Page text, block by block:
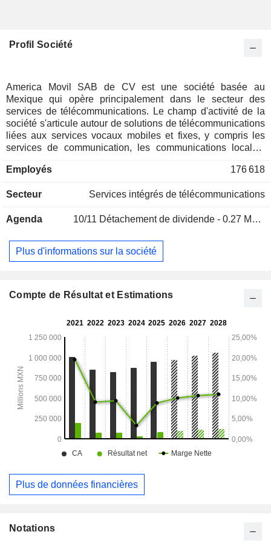
Profil Société
America Movil SAB de CV est une société basée au
Mexique qui opère principalement dans le secteur des
services de télécommunications. Le champ d'activité de la
société s'articule autour de solutions de télécommunications
liées aux services vocaux mobiles et fixes, y compris les
services de communication, les communications locales,
services d'interconnexion de réseaux. En outre, la société
et fixes, des services d'accès à Internet, ainsi que de la
télévision à la carte, à la programmation et à la publicité. Par
liés à la fourniture de contenu vidéo, audio et multimédia via
Internet à l’utilisateur final, ainsi que d’autres services liés
en Amérique latine, en Europe, aux États-Unis et ailleurs.
Employés 176 618
Secteur Services intégrés de télécommunications
Agenda 10/11 Détachement de dividende - 0.27 MXN
Plus d'informations sur la société
Compte de Résultat et Estimations
Plus de données financières
Notations